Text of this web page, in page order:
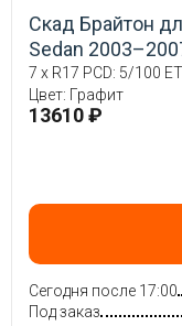
Скад Брайтон
Sedan
7 x R17 PCD: 5/100
Цвет: Графит
13610 ₽
Сегодня после 17:00
Под заказ